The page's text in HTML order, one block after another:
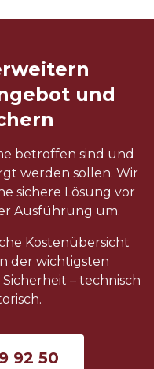
und
betroffen sind und
werden sollen. Wir
sichere Lösung vor
Ausführung um.
Kostenübersicht
der wichtigsten
– technisch
92 50